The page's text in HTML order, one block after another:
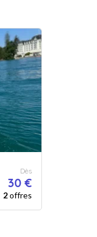
Dès
30 €
2offres